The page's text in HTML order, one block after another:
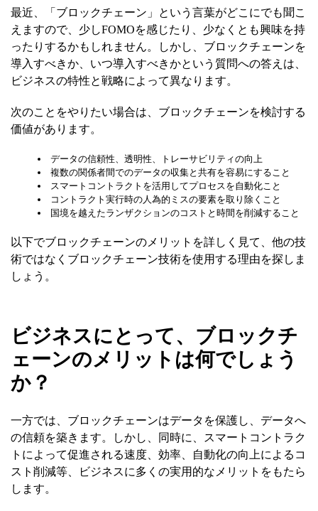
最近、「ブロックチェーン」という言葉がどこにでも聞こ
えますので、少しFOMOを感じたり、少なくとも興味を持
ったりするかもしれません。しかし、ブロックチェーンを
導入すべきか、いつ導入すべきかという質問への答えは、
ビジネスの特性と戦略によって異なります。
次のことをやりたい場合は、ブロックチェーンを検討する
価値があります。
データの信頼性、透明性、トレーサビリティの向上
複数の関係者間でのデータの収集と共有を容易にすること
スマートコントラクトを活用してプロセスを自動化こと
コントラクト実行時の人為的ミスの要素を取り除くこと
国境を越えたランザクションのコストと時間を削減すること
以下でブロックチェーンのメリットを詳しく見て、他の技
術ではなくブロックチェーン技術を使用する理由を探しま
しょう。
ビジネスにとって、ブロックチ
ェーンのメリットは何でしょう
か？
一方では、ブロックチェーンはデータを保護し、データへ
の信頼を築きます。しかし、同時に、スマートコントラク
トによって促進される速度、効率、自動化の向上によるコ
スト削減等、ビジネスに多くの実用的なメリットをもたら
します。